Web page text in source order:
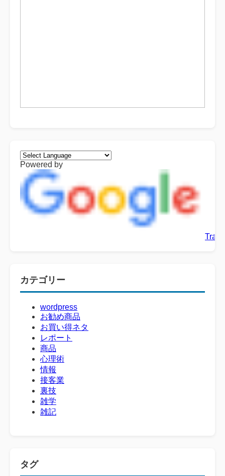
Powered by
カテゴリー
wordpress
お勧め商品
お買い得ネタ
レポート
商品
心理術
情報
接客業
裏技
雑学
雑記
タグ